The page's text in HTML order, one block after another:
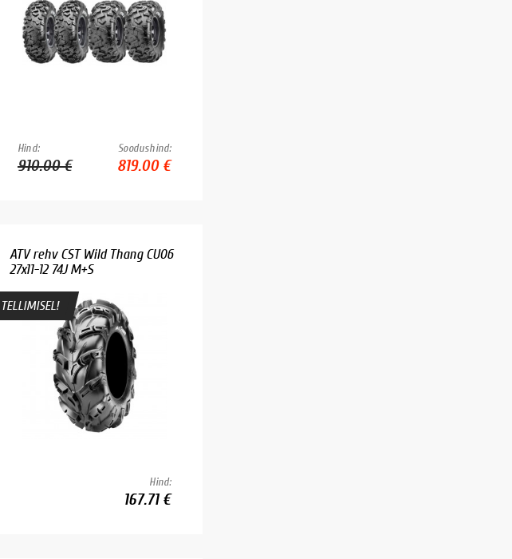
Hind:
910.00 €
Soodushind:
819.00 €
ATV rehv CST Wild Thang CU06
27x11-12 74J M+S
TELLIMISEL!
Hind:
167.71 €